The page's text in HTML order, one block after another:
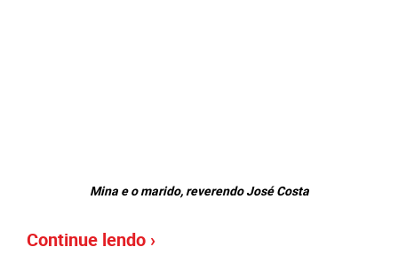
Mina e o marido, reverendo José Costa
Continue lendo ›